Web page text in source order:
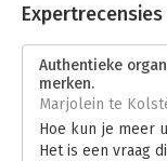
verankerd in de
Hoe zorgt u ervoor
op deze vraag is:
wordt aangepakt,
fundamentele
geloof in eigen
Bindwijze:
Uitgever:
Druk:
Hoofdrubriek:
Expertrecensies
Authentieke
merken.
Marjolein te
Hoe kun je meer
Het is een vraag